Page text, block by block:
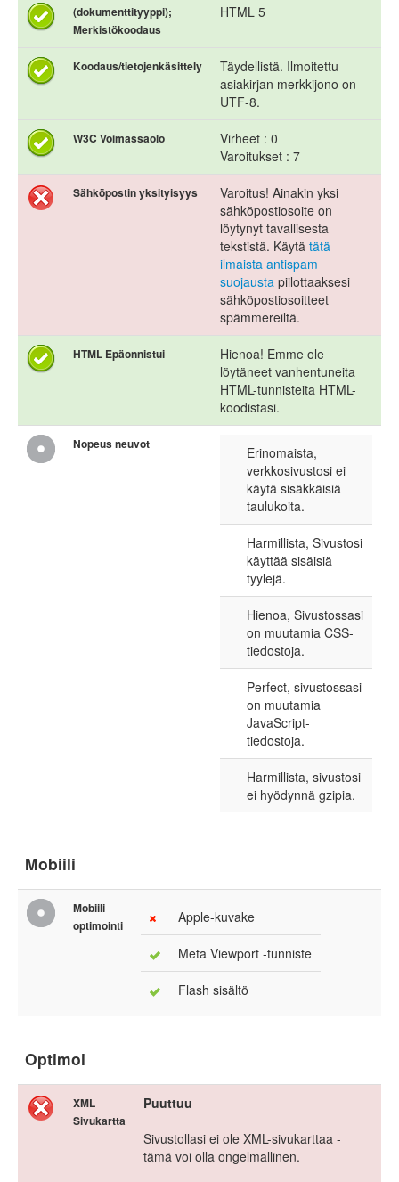
(dokumenttityyppi);
Merkistökoodaus
HTML 5
Koodaus/tietojenkäsittely
Täydellistä. Ilmoitettu
asiakirjan merkkijono on
UTF-8.
W3C Voimassaolo
Virheet : 0
Varoitukset : 7
Sähköpostin yksityisyys
Varoitus! Ainakin yksi
sähköpostiosoite on
löytynyt tavallisesta
tekstistä. Käytä tätä
ilmaista antispam
suojausta piilottaaksesi
sähköpostiosoitteet
spämmereiltä.
HTML Epäonnistui
Hienoa! Emme ole
löytäneet vanhentuneita
HTML-tunnisteita HTML-
koodistasi.
Nopeus neuvot
Erinomaista,
verkkosivustosi ei
käytä sisäkkäisiä
taulukoita.
Harmillista, Sivustosi
käyttää sisäisiä
tyylejä.
Hienoa, Sivustossasi
on muutamia CSS-
tiedostoja.
Perfect, sivustossasi
on muutamia
JavaScript-
tiedostoja.
Harmillista, sivustosi
ei hyödynnä gzipia.
Mobiili
Mobiili
optimointi
Apple-kuvake
Meta Viewport -tunniste
Flash sisältö
Optimoi
XML
Sivukartta
Puuttuu
Sivustollasi ei ole XML-sivukarttaa -
tämä voi olla ongelmallinen.